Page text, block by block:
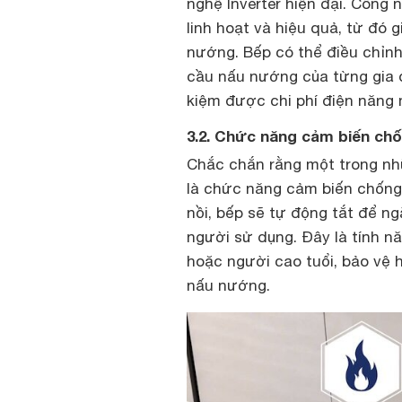
linh hoạt và hiệu quả, từ đó
nướng. Bếp có thể điều
cầu nấu nướng của từng gia
kiệm được chi phí điện
3.2. Chức năng cảm biến
Chắc chắn rằng một trong
là chức năng cảm biến
nồi, bếp sẽ tự động tắt để
người sử dụng. Đây là tính
hoặc người cao tuổi, bảo vệ
nấu nướng.